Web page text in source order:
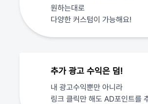
원하는대로
다양한 커스텀이 가능해요!
추가 광고 수익은 덤!
내 광고수익뿐만 아니라
링크 클릭만 해도 AD포인트를